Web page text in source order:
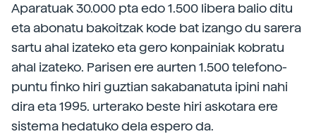
Aparatuak 30.000 pta edo 1.500 libera balio ditu
eta abonatu bakoitzak kode bat izango du sarera
sartu ahal izateko eta gero konpainiak kobratu
ahal izateko. Parisen ere aurten 1.500 telefono-
puntu finko hiri guztian sakabanatuta ipini nahi
dira eta 1995. urterako beste hiri askotara ere
sistema hedatuko dela espero da.